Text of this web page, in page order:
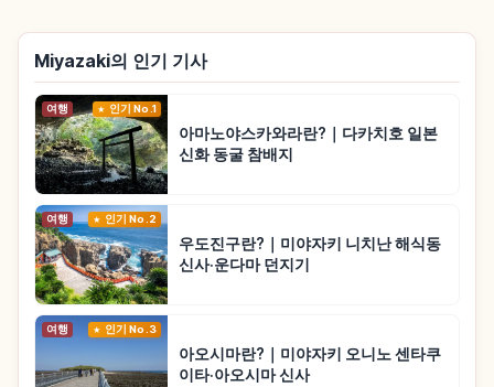
Miyazaki의 인기 기사
여행 인기 No.1
아마노야스카와라란?｜다카치호 일본
신화 동굴 참배지
여행 인기 No.2
우도진구란?｜미야자키 니치난 해식동
신사·운다마 던지기
여행 인기 No.3
아오시마란?｜미야자키 오니노 센타쿠
이타·아오시마 신사